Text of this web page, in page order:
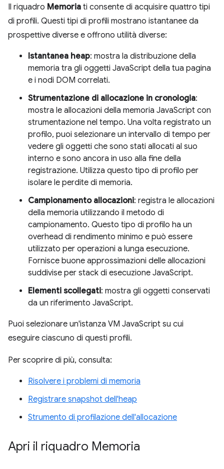
Il riquadro Memoria ti consente di acquisire quattro tipi
di profili. Questi tipi di profili mostrano istantanee da
prospettive diverse e offrono utilità diverse:
Istantanea heap: mostra la distribuzione della
memoria tra gli oggetti JavaScript della tua pagina
e i nodi DOM correlati.
Strumentazione di allocazione in cronologia:
mostra le allocazioni della memoria JavaScript con
strumentazione nel tempo. Una volta registrato un
profilo, puoi selezionare un intervallo di tempo per
vedere gli oggetti che sono stati allocati al suo
interno e sono ancora in uso alla fine della
registrazione. Utilizza questo tipo di profilo per
isolare le perdite di memoria.
Campionamento allocazioni: registra le allocazioni
della memoria utilizzando il metodo di
campionamento. Questo tipo di profilo ha un
overhead di rendimento minimo e può essere
utilizzato per operazioni a lunga esecuzione.
Fornisce buone approssimazioni delle allocazioni
suddivise per stack di esecuzione JavaScript.
Elementi scollegati: mostra gli oggetti conservati
da un riferimento JavaScript.
Puoi selezionare un'istanza VM JavaScript su cui
eseguire ciascuno di questi profili.
Per scoprire di più, consulta:
Risolvere i problemi di memoria
Registrare snapshot dell'heap
Strumento di profilazione dell'allocazione
Apri il riquadro Memoria